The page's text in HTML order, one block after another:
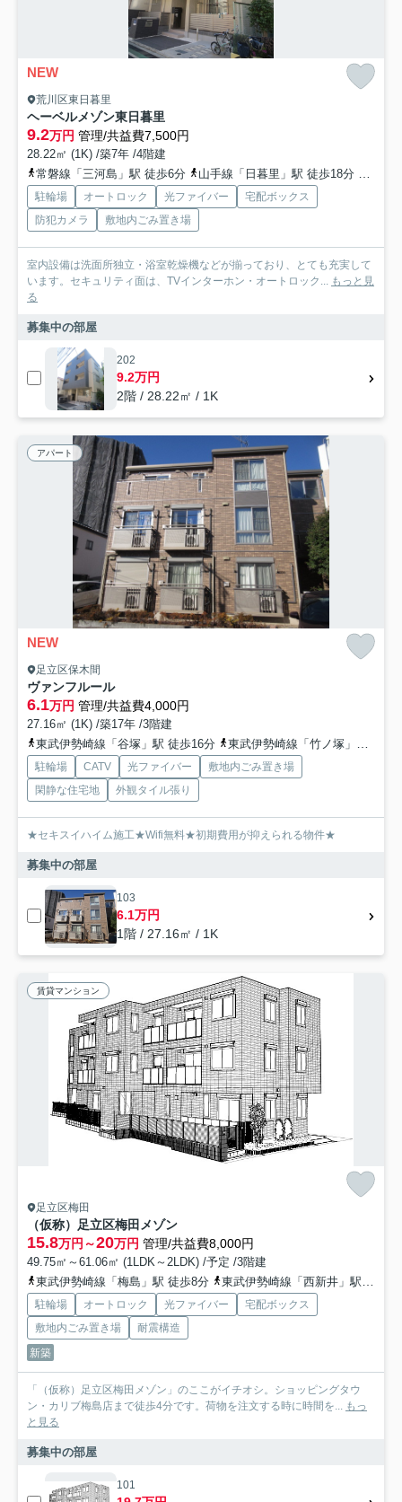
NEW
荒川区東日暮里
ヘーベルメゾン東日暮里
9.2万円 管理/共益費7,500円
28.22㎡ (1K) /築7年 /4階建
常磐線「三河島」駅 徒歩6分
山手線「日暮里」駅 徒歩18分
駐輪場 オートロック 光ファイバー
宅配ボックス
防犯カメラ
敷地内ごみ置き場
室内設備は洗面所独立・浴室乾燥機などが揃っており、とても充実して
います。セキュリティ面は、TVインターホン・オートロック... もっと見
る
募集中の部屋
202
9.2万円
2階 / 28.22㎡ / 1K
アパート
NEW
足立区保木間
ヴァンフルール
6.1万円 管理/共益費4,000円
27.16㎡ (1K) /築17年 /3階建
東武伊勢崎線「谷塚」駅 徒歩16分
東武伊勢崎線「竹ノ塚」駅 徒歩23分
駐輪場 CATV 光ファイバー
敷地内ごみ置き場
閑静な住宅地
外観タイル張り
★セキスイハイム施工★Wifi無料★初期費用が抑えられる物件★
募集中の部屋
103
6.1万円
1階 / 27.16㎡ / 1K
賃貸マンション
足立区梅田
（仮称）足立区梅田メゾン
15.8万円～20万円 管理/共益費8,000円
49.75㎡～61.06㎡ (1LDK～2LDK) /予定 /3階建
東武伊勢崎線「梅島」駅 徒歩8分
東武伊勢崎線「西新井」駅 徒歩17分
駐輪場 オートロック 光ファイバー
宅配ボックス
敷地内ごみ置き場
耐震構造
新築
「（仮称）足立区梅田メゾン」のここがイチオシ。ショッピングタウ
ン・カリブ梅島店まで徒歩4分です。荷物を注文する時に時間を... もっ
と見る
募集中の部屋
101